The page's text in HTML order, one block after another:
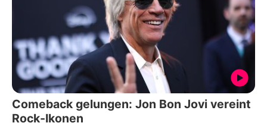
Comeback gelungen: Jon Bon Jovi vereint
Rock-Ikonen